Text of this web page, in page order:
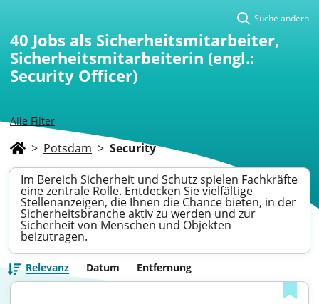
Alle Filter
Suche ändern
40 Jobs als Sicherheitsmitarbeiter,
Sicherheitsmitarbeiterin (engl.:
Security Officer)
> Potsdam > Security
Im Bereich Sicherheit und Schutz spielen Fachkräfte
eine zentrale Rolle. Entdecken Sie vielfältige
Stellenanzeigen, die Ihnen die Chance bieten, in der
Sicherheitsbranche aktiv zu werden und zur
Sicherheit von Menschen und Objekten
beizutragen.
Relevanz Datum Entfernung